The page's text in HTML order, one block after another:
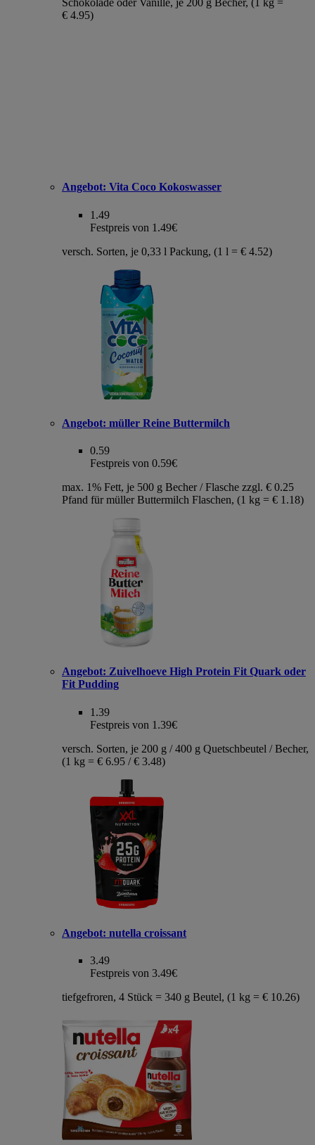
Schokolade oder Vanille, je 200 g Becher, (1 kg =
€ 4.95)
Angebot: Vita Coco Kokoswasser
1.49
Festpreis von 1.49€
versch. Sorten, je 0,33 l Packung, (1 l = € 4.52)
Angebot: müller Reine Buttermilch
0.59
Festpreis von 0.59€
max. 1% Fett, je 500 g Becher / Flasche zzgl. € 0.25
Pfand für müller Buttermilch Flaschen, (1 kg = € 1.18)
Angebot: Zuivelhoeve High Protein Fit Quark oder
Fit Pudding
1.39
Festpreis von 1.39€
versch. Sorten, je 200 g / 400 g Quetschbeutel / Becher,
(1 kg = € 6.95 / € 3.48)
Angebot: nutella croissant
3.49
Festpreis von 3.49€
tiefgefroren, 4 Stück = 340 g Beutel, (1 kg = € 10.26)